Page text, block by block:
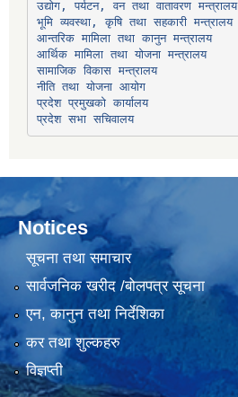
उद्योग, पर्यटन, वन तथा वातावरण मन्त्रालय
भूमि व्यवस्था, कृषि तथा सहकारी मन्त्रालय
आन्तरिक मामिला तथा कानुन मन्त्रालय
आर्थिक मामिला तथा योजना मन्त्रालय
सामाजिक विकास मन्त्रालय
नीति तथा योजना आयोग
प्रदेश प्रमुखको कार्यालय
प्रदेश सभा सचिवालय
Notices
सूचना तथा समाचार
सार्वजनिक खरीद /बोलपत्र सूचना
एन, कानुन तथा निर्देशिका
कर तथा शुल्कहरु
विज्ञप्ती